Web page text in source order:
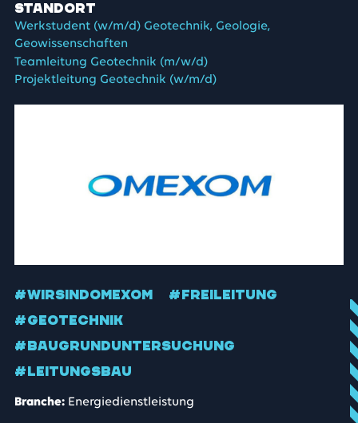
Standort
Werkstudent (w/m/d) Geotechnik, Geologie,
Geowissenschaften
Teamleitung Geotechnik (m/w/d)
Projektleitung Geotechnik (w/m/d)
#WIRSINDOMEXOM
#FREILEITUNG
#GEOTECHNIK
#BAUGRUNDUNTERSUCHUNG
#LEITUNGSBAU
Branche:Energiedienstleistung